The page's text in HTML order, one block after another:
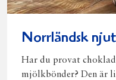
Norrländsk
Har du provat
mjölkbönder? Den är